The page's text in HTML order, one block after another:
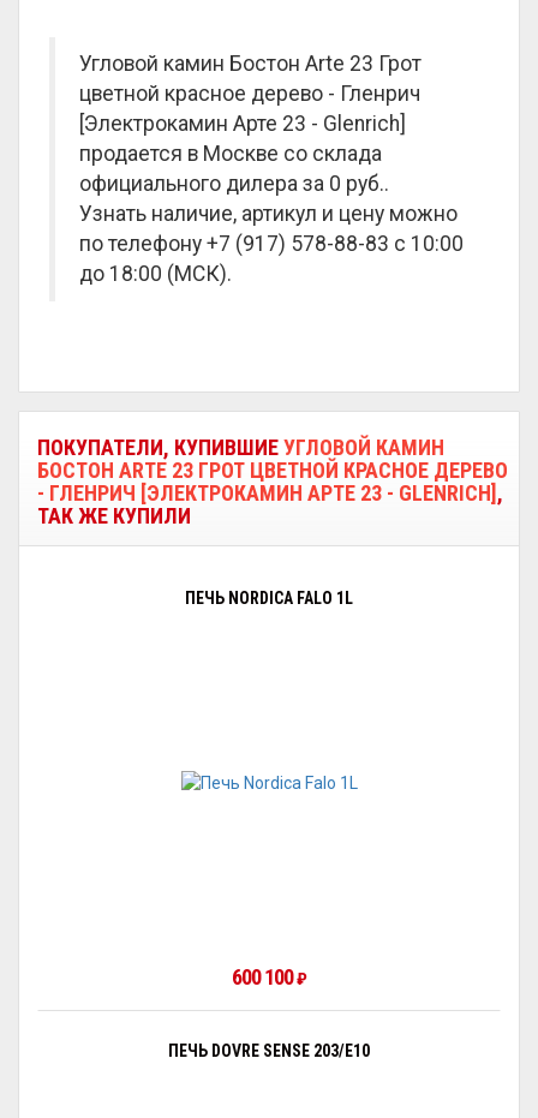
Угловой камин Бостон Arte 23 Грот
цветной красное дерево - Гленрич
[Электрокамин Арте 23 - Glenrich]
продается в Москве со склада
официального дилера за 0 руб..
Узнать наличие, артикул и цену можно
по телефону +7 (917) 578-88-83 с 10:00
до 18:00 (МСК).
ПОКУПАТЕЛИ, КУПИВШИЕУГЛОВОЙ КАМИН
БОСТОН ARTE 23 ГРОТ ЦВЕТНОЙ КРАСНОЕ ДЕРЕВО
- ГЛЕНРИЧ [ЭЛЕКТРОКАМИН АРТЕ 23 - GLENRICH] ,
ТАК ЖЕ КУПИЛИ
ПЕЧЬ NORDICA FALO 1L
600 100₽
ПЕЧЬ DOVRE SENSE 203/E10